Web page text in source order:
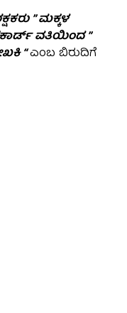
” ಮಕ್ಕಳ
ವತಿಯಿಂದ ”
“ಎಂಬ ಬಿರುದಿಗೆ